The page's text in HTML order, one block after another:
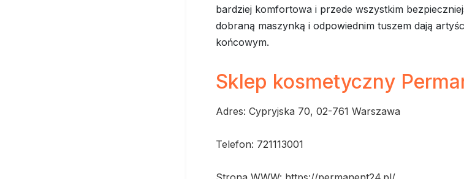
bardziej komfortowa i przede wszystkim
dobraną maszynką i odpowiednim tuszem dają
końcowym.
Sklep kosmetyczny
Adres: Cypryjska 70, 02-761 Warszawa
Telefon: 721113001